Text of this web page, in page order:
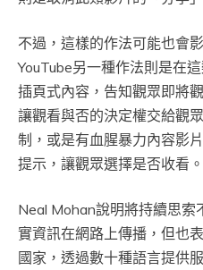
不過，這樣的作法可能也會
YouTube另一種作法則是在
插頁式內容，告知觀眾即將
讓觀看與否的決定權交給觀
制，或是有血腥暴力內容影
提示，讓觀眾選擇是否收看。
Neal Mohan說明將持續思索
實資訊在網路上傳播，但也
國家，透過數十種語言提供